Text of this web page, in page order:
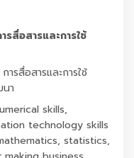
รสื่อสารและการใช้
ารสื่อสารและการใช้
า
skills,
technology skills
statistics,